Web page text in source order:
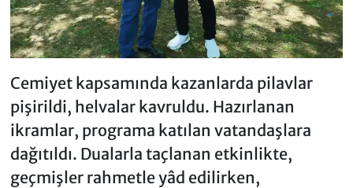
Cemiyet kapsamında kazanlarda pilavlar
pişirildi, helvalar kavruldu. Hazırlanan
ikramlar, programa katılan vatandaşlara
dağıtıldı. Dualarla taçlanan etkinlikte,
geçmişler rahmetle yâd edilirken,